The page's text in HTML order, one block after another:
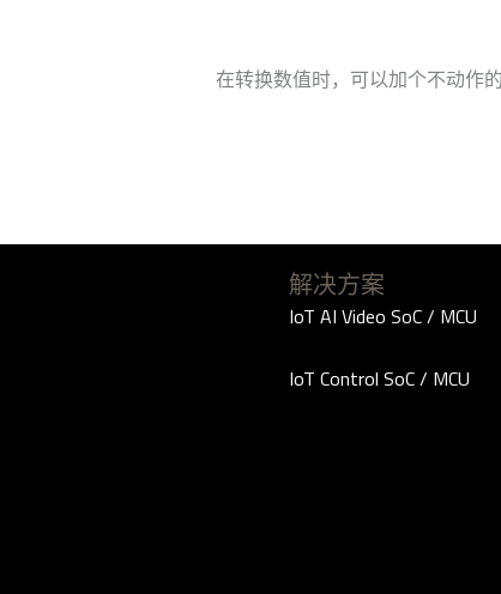
在转换数值时，可以加个不动作
解决方案
IoT AI Video SoC / MCU
IoT Control SoC / MCU